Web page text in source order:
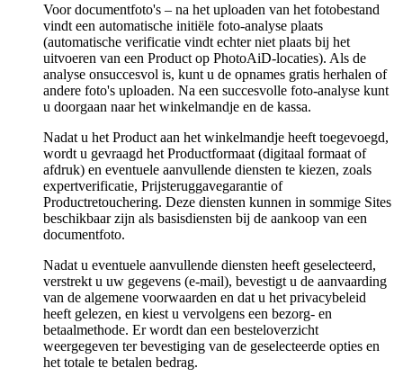
Voor documentfoto's – na het uploaden van het fotobestand
vindt een automatische initiële foto-analyse plaats
(automatische verificatie vindt echter niet plaats bij het
uitvoeren van een Product op PhotoAiD-locaties). Als de
analyse onsuccesvol is, kunt u de opnames gratis herhalen of
andere foto's uploaden. Na een succesvolle foto-analyse kunt
u doorgaan naar het winkelmandje en de kassa.
Nadat u het Product aan het winkelmandje heeft toegevoegd,
wordt u gevraagd het Productformaat (digitaal formaat of
afdruk) en eventuele aanvullende diensten te kiezen, zoals
expertverificatie, Prijsteruggavegarantie of
Productretouchering. Deze diensten kunnen in sommige Sites
beschikbaar zijn als basisdiensten bij de aankoop van een
documentfoto.
Nadat u eventuele aanvullende diensten heeft geselecteerd,
verstrekt u uw gegevens (e-mail), bevestigt u de aanvaarding
van de algemene voorwaarden en dat u het privacybeleid
heeft gelezen, en kiest u vervolgens een bezorg- en
betaalmethode. Er wordt dan een besteloverzicht
weergegeven ter bevestiging van de geselecteerde opties en
het totale te betalen bedrag.